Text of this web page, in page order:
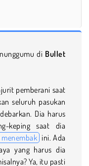
di Bullet
pemberani saat
seluruh pasukan
Dia harus
keping saat dia
menembak ini. Ada
yang harus dia
Ya, itu pasti